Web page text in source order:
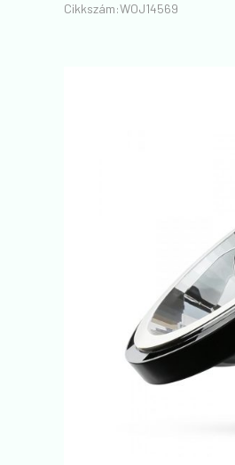
Cikkszám:WOJ14569